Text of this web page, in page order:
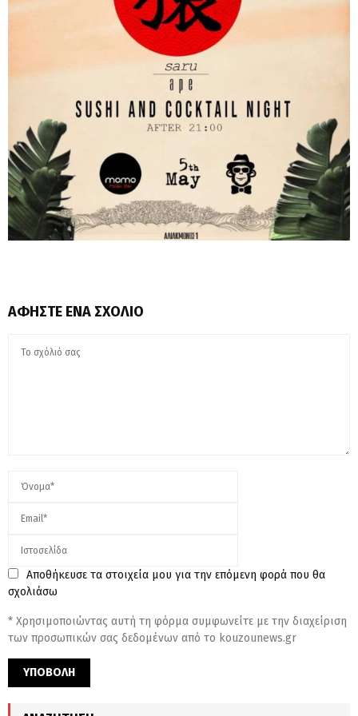
ΑΦΉΣΤΕ ΈΝΑ ΣΧΌΛΙΟ
Αποθήκευσε τα στοιχεία μου για την επόμενη φορά που θα
σχολιάσω
* Χρησιμοποιώντας αυτή τη φόρμα συμφωνείτε με την διαχείριση
των προσωπικών σας δεδομένων από το kouzounews.gr